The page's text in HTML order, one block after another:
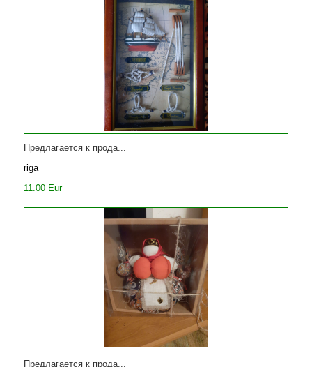
Предлагается к прода...
riga
11.00 Eur
Предлагается к прода...